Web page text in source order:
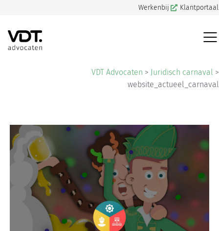
Werkenbij Klantportaal
VDT Advocaten > Juridisch carnaval >
website_actueel_carnaval